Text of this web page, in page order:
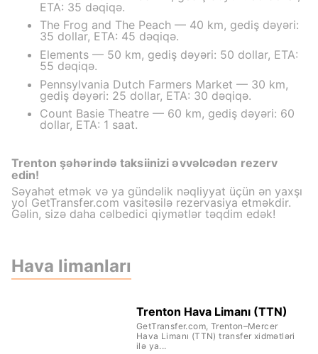
ETA: 35 dəqiqə.
The Frog and The Peach — 40 km, gediş dəyəri:
35 dollar, ETA: 45 dəqiqə.
Elements — 50 km, gediş dəyəri: 50 dollar, ETA:
55 dəqiqə.
Pennsylvania Dutch Farmers Market — 30 km,
gediş dəyəri: 25 dollar, ETA: 30 dəqiqə.
Count Basie Theatre — 60 km, gediş dəyəri: 60
dollar, ETA: 1 saat.
Trenton şəhərində taksiinizi əvvəlcədən rezerv
edin!
Səyahət etmək və ya gündəlik nəqliyyat üçün ən yaxşı
yol GetTransfer.com vasitəsilə rezervasiya etməkdir.
Gəlin, sizə daha cəlbedici qiymətlər təqdim edək!
Hava limanları
Trenton Hava Limanı (TTN)
GetTransfer.com, Trenton–Mercer
Hava Limanı (TTN) transfer xidmətləri
ilə ya...